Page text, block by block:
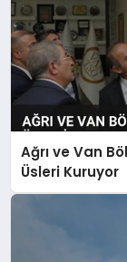
Ağrı ve Van
Üsleri Kuruyor